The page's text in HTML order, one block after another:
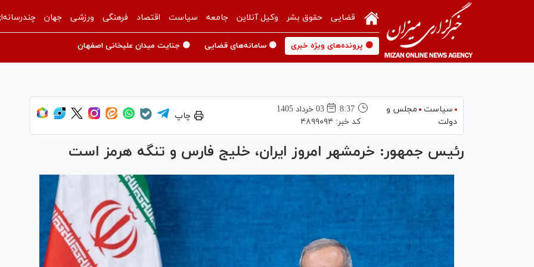
قضایی حقوق بشر وکیل آنلاین جامعه سیاست اقتصاد فرهنگی ورزشی جهان
🟡 پرونده‌های ویژه خبری 🟡 سامانه‌های قضایی 🟡 جنایت میدان علیخانی اصفهان
سیاست
مجلس و
دولت
8:37
03 خرداد 1405
کد خبر: ۴۸۹۹۰۹۴
چاپ
رئیس جمهور: خرمشهر امروز ایران، خلیج فارس و تنگه هرمز است